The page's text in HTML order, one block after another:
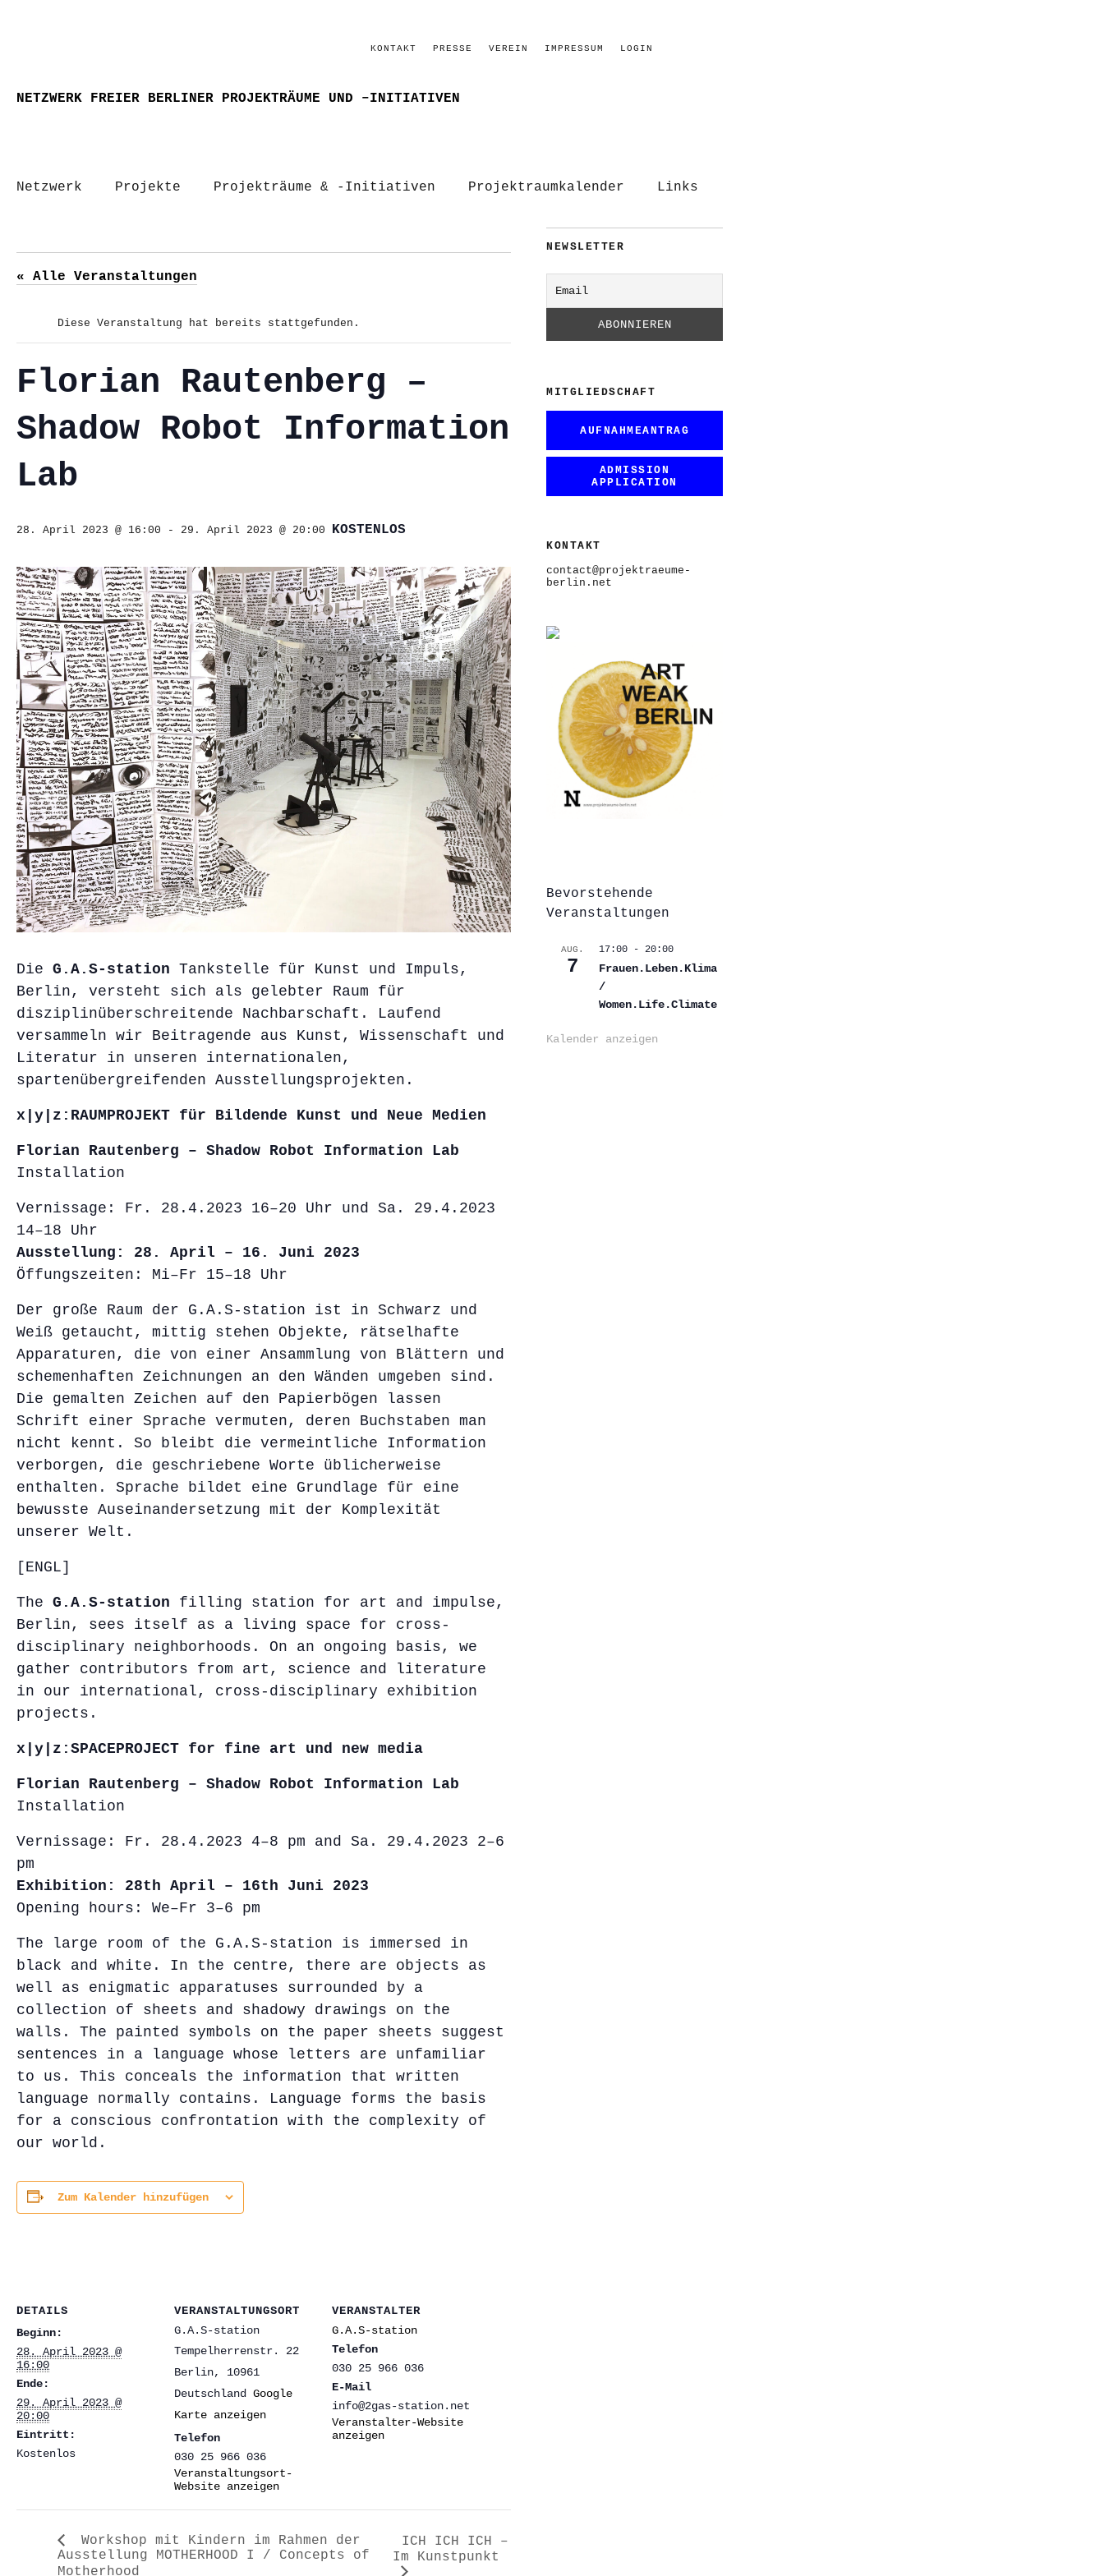
KONTAKT PRESSE VEREIN IMPRESSUM LOGIN
NETZWERK FREIER BERLINER PROJEKTRÄUME UND –INITIATIVEN
Netzwerk Projekte Projekträume & -Initiativen Projektraumkalender Links
« Alle Veranstaltungen
Diese Veranstaltung hat bereits stattgefunden.
Florian Rautenberg –
Shadow Robot Information
Lab
28. April 2023 @ 16:00 - 29. April 2023 @ 20:00 KOSTENLOS
Die G.A.S-station Tankstelle für Kunst und Impuls,
Berlin, versteht sich als gelebter Raum für
disziplinüberschreitende Nachbarschaft. Laufend
versammeln wir Beitragende aus Kunst, Wissenschaft und
Literatur in unseren internationalen,
spartenübergreifenden Ausstellungsprojekten.
x|y|z:RAUMPROJEKT für Bildende Kunst und Neue Medien
Florian Rautenberg – Shadow Robot Information Lab
Installation
Vernissage: Fr. 28.4.2023 16–20 Uhr und Sa. 29.4.2023
14–18 Uhr
Ausstellung: 28. April – 16. Juni 2023
Öffungszeiten: Mi–Fr 15–18 Uhr
Der große Raum der G.A.S-station ist in Schwarz und
Weiß getaucht, mittig stehen Objekte, rätselhafte
Apparaturen, die von einer Ansammlung von Blättern und
schemenhaften Zeichnungen an den Wänden umgeben sind.
Die gemalten Zeichen auf den Papierbögen lassen
Schrift einer Sprache vermuten, deren Buchstaben man
nicht kennt. So bleibt die vermeintliche Information
verborgen, die geschriebene Worte üblicherweise
enthalten. Sprache bildet eine Grundlage für eine
bewusste Auseinandersetzung mit der Komplexität
unserer Welt.
[ENGL]
The G.A.S-station filling station for art and impulse,
Berlin, sees itself as a living space for cross-
disciplinary neighborhoods. On an ongoing basis, we
gather contributors from art, science and literature
in our international, cross-disciplinary exhibition
projects.
x|y|z:SPACEPROJECT for fine art und new media
Florian Rautenberg – Shadow Robot Information Lab
Installation
Vernissage: Fr. 28.4.2023 4–8 pm and Sa. 29.4.2023 2–6
pm
Exhibition: 28th April – 16th Juni 2023
Opening hours: We–Fr 3–6 pm
The large room of the G.A.S-station is immersed in
black and white. In the centre, there are objects as
well as enigmatic apparatuses surrounded by a
collection of sheets and shadowy drawings on the
walls. The painted symbols on the paper sheets suggest
sentences in a language whose letters are unfamiliar
to us. This conceals the information that written
language normally contains. Language forms the basis
for a conscious confrontation with the complexity of
our world.
Zum Kalender hinzufügen
DETAILS
Beginn:
28. April 2023 @
16:00
Ende:
29. April 2023 @
20:00
Eintritt:
Kostenlos
VERANSTALTUNGSORT
G.A.S-station
Tempelherrenstr. 22
Berlin,
10961
Deutschland
Google
Karte anzeigen
Telefon
030 25 966 036
Veranstaltungsort-
Website anzeigen
VERANSTALTER
G.A.S-station
Telefon
030 25 966 036
E-Mail
info@2gas-station.net
Veranstalter-Website
anzeigen
Workshop mit Kindern im Rahmen der
Ausstellung MOTHERHOOD I / Concepts of
Motherhood
ICH ICH ICH –
Im Kunstpunkt
NEWSLETTER
MITGLIEDSCHAFT
AUFNAHMEANTRAG
ADMISSION
APPLICATION
KONTAKT
contact@projektraeume-
berlin.net
Bevorstehende
Veranstaltungen
AUG.
7
17:00 - 20:00
Frauen.Leben.Klima
/
Women.Life.Climate
Kalender anzeigen